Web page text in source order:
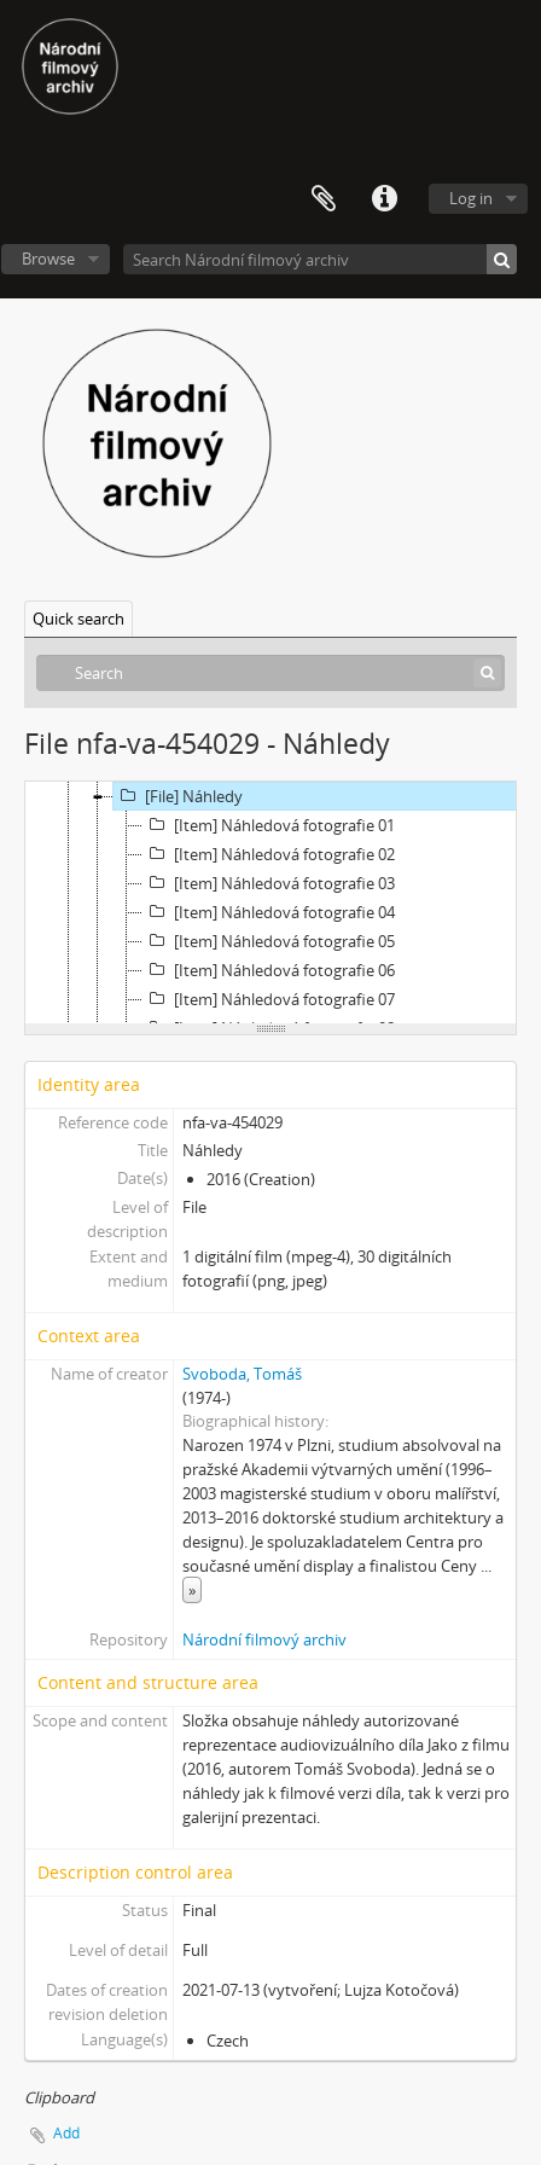
Log in
Browse
Quick search
File nfa-va-454029 - Náhledy
[Subseries] Věž – Věž I., Věž II.
[Subseries] Pocta Fafejtovi 02
[Subseries] Skála u Humpolce
[Subseries] Underground
[Subseries] Rokle
[Subseries] O ničem jiném
[Subseries] Motýl v tunelu
[Subseries] Setkání
[Subseries] Moře v zrcadle
[Subseries] Květomluva
[Subseries] Prohnutá dlažba
[Subseries] Už nikdy tenhle balvan
[Subseries] Hranice – otázka bez odpovědi
[Subseries] Můj osobní „nekonečný“ vektor
[Subseries] Metrofilm
[Subseries] Zmenšil jsem průměr Země
[Subseries] Rituální vražda pitomého úsměvu
[Subseries] Jako z filmu
[File] Dokumentace
[File] Filmy
[File] Náhledy
[Item] Náhledová fotografie 01
[Item] Náhledová fotografie 02
[Item] Náhledová fotografie 03
[Item] Náhledová fotografie 04
[Item] Náhledová fotografie 05
[Item] Náhledová fotografie 06
[Item] Náhledová fotografie 07
[Item] Náhledová fotografie 08
[Item] Náhledová fotografie 09
[Item] Náhledová fotografie 11
[Item] Náhledová fotografie 12
[Item] Náhledová fotografie 13
[Item] Náhledová fotografie 14
[Item] Náhledová fotografie 16
[Item] Náhledová fotografie 17
[Item] Náhledová fotografie 20
[Item] Náhledová fotografie 21
[Item] Náhledová fotografie 22
[Item] Náhledová fotografie 23
[Item] Náhledová fotografie 24
[Item] Náhledová fotografie 25
[Item] Náhledová fotografie 26
[Item] Náhledová fotografie 27
[Item] Náhledová fotografie 28
[Item] Náhledová fotografie 29
[Item] Náhledové video
[File] Titulky
[Subseries] En plein air 2
[Subseries] Echo–Vocis Imago
[Subseries] Malinko nakouknout
[Subseries] Prut
[Subseries] Zurich
[Subseries] Rozhovor se Sylvií Plath
[Subseries] Jdi pryč. Vrať se
[Subseries] Krabicování
Identity area
Reference code
nfa-va-454029
Title
Náhledy
Date(s)
2016 (Creation)
Level of
description
File
Extent and
medium
1 digitální film (mpeg-4), 30 digitálních
fotografií (png, jpeg)
Context area
Name of creator
Svoboda, Tomáš
(1974-)
Biographical history
Narozen 1974 v Plzni, studium absolvoval na
pražské Akademii výtvarných umění (1996–
2003 magisterské studium v oboru malířství,
2013–2016 doktorské studium architektury a
designu). Je spoluzakladatelem Centra pro
současné umění display a finalistou Ceny ...
»
Repository Národní filmový archiv
Content and structure area
Scope and content
Složka obsahuje náhledy autorizované
reprezentace audiovizuálního díla Jako z filmu
(2016, autorem Tomáš Svoboda). Jedná se o
náhledy jak k filmové verzi díla, tak k verzi pro
galerijní prezentaci.
Description control area
Status
Final
Level of detail
Full
Dates of creation
revision deletion
2021-07-13 (vytvoření; Lujza Kotočová)
Language(s) Czech
Clipboard
Add